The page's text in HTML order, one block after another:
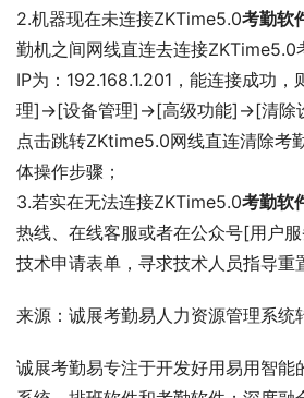
2.机器现在未连接ZKTime5.0考勤软
勤机之间网线直连去连接ZKTime5.0
IP为：192.168.1.201，能连接成功
理]→[设备管理]→[高级功能]→[清除
点击跳转ZKtime5.0网线直连清除考
体操作步骤；
3.若实在无法连接ZKTime5.0考勤软
热线、在线客服或者在公众号[用户
技术申请表单，寻求技术人员指导重
来源：诚展考勤易人力资源管理系统
诚展考勤易专注于开发好用易用智能